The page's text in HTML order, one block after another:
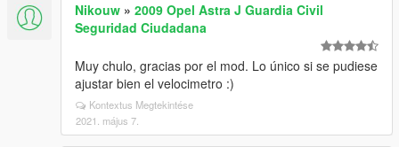
Nikouw » 2009 Opel Astra J Guardia Civil
Seguridad Ciudadana
Muy chulo, gracias por el mod. Lo único si se pudiese
ajustar bien el velocimetro :)
Kontextus Megtekintése
2021. május 7.